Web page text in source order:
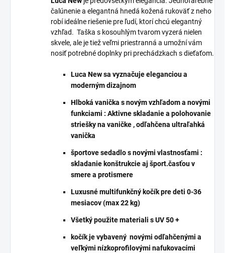
čalúnenie a elegantná hnedá kožená rukoväť z neho
robí ideálne riešenie pre ľudí, ktorí chcú elegantný
vzhľad. Taška s kosouhlým tvarom vyzerá nielen
skvele, ale je tiež veľmi priestranná a umožní vám
nosiť potrebné doplnky pri prechádzkach s dieťaťom.
Luca New sa vyznačuje eleganciou a
moderným dizajnom
Hlboká vanička s novým vzhľadom a novými
funkciami : Aktivne skladanie a polohovanie
striešky na vaničke , odľahčena ultraľahká
vanička
športove sedadlo s novými vlastnosťami :
skladanie konštrukcie aj šport.časťou v
smere a protismere
Luxusné multifunkčný kočík pre deti 0-36
mesiacov (max 22 kg)
Všetký použite materiali s UV 50 +
kočík je vybavený novými odľahčenými a
veľkými nízkoprofilovými nafukovacími